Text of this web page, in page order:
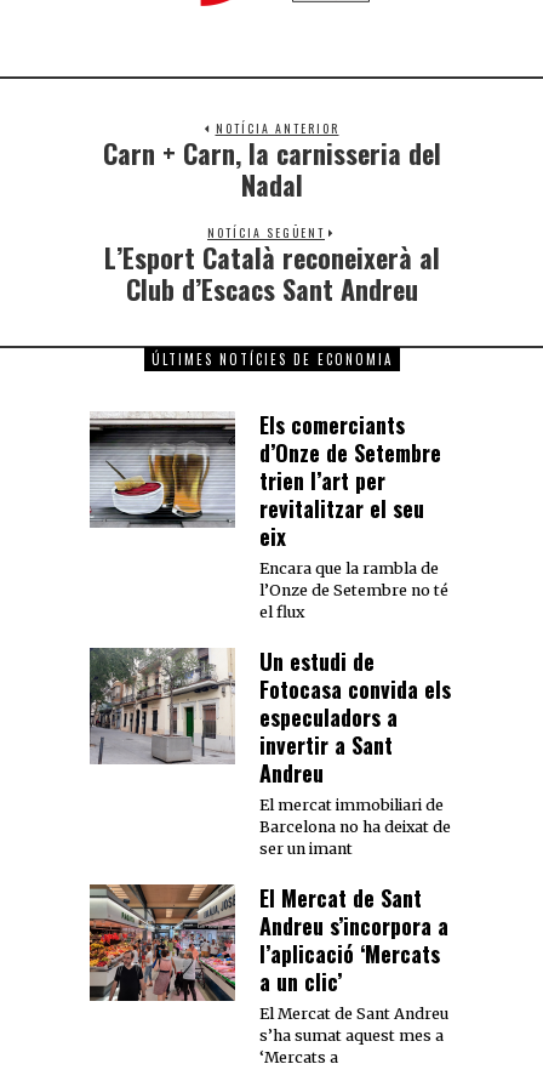
NOTÍCIA ANTERIOR
Carn + Carn, la carnisseria del
Nadal
NOTÍCIA SEGÜENT
L’Esport Català reconeixerà al
Club d’Escacs Sant Andreu
ÚLTIMES NOTÍCIES DE ECONOMIA
Els comerciants
d’Onze de Setembre
trien l’art per
revitalitzar el seu
eix
Encara que la rambla de
l’Onze de Setembre no té
el flux
Un estudi de
Fotocasa convida els
especuladors a
invertir a Sant
Andreu
El mercat immobiliari de
Barcelona no ha deixat de
ser un imant
El Mercat de Sant
Andreu s’incorpora a
l’aplicació ‘Mercats
a un clic’
El Mercat de Sant Andreu
s’ha sumat aquest mes a
‘Mercats a